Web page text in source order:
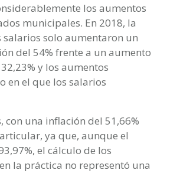
los aumentos
municipales. En 2018, la
solo aumentaron un
del 54% frente a un aumento
y los aumentos
en el que los salarios
con una inflación del 51,66%
ya que, aunque el
el cálculo de los
la práctica no representó una